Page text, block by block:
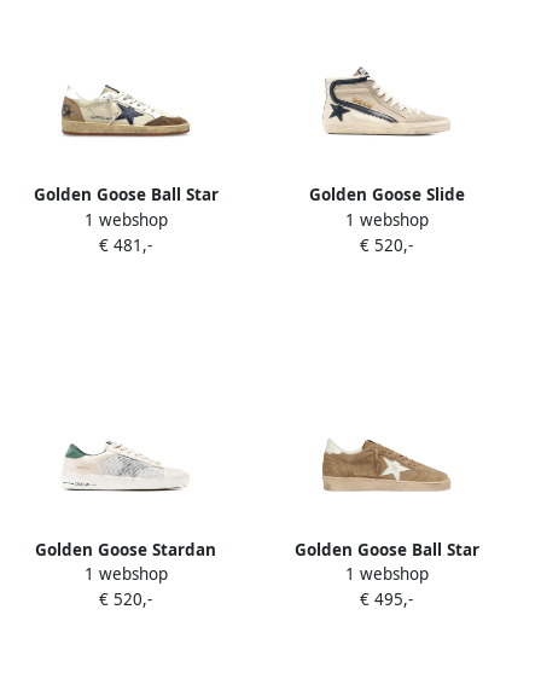
Golden Goose Ball Star
sneakers met sterpatch
Beige
1 webshop
€ 481,-
Golden Goose Slide
sneakers met sterpatch
Beige
1 webshop
€ 520,-
Golden Goose Stardan
sneakers Beige
1 webshop
€ 520,-
Golden Goose Ball Star
suède sneakers met witte
leren ster Beige
1 webshop
€ 495,-